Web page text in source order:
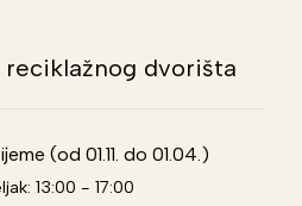
reciklažnog dvorišta
(od 01.11. do 01.04.)
13:00 - 17:00